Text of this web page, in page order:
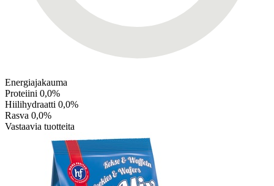
Energiajakauma
Proteiini 0,0%
Hiilihydraatti 0,0%
Rasva 0,0%
Vastaavia tuotteita